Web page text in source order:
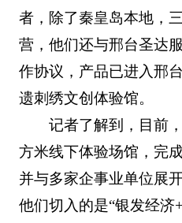
者，除了秦皇岛本地，
营，他们还与邢台圣达
作协议，产品已进入邢
遗刺绣文创体验馆。
记者了解到，目前
方米线下体验场馆，完
并与多家企事业单位展
他们切入的是“银发经济